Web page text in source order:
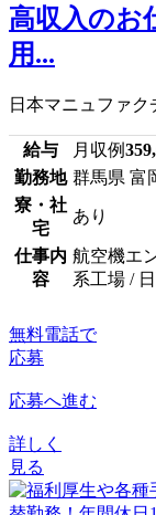
高収入のお
用...
日本マニュファ
給与 月収例
勤務地 群馬県 富
寮・社
宅
あり
仕事内
容
航空機エ
系工場 /
無料電話で
応募
応募へ進む
詳しく
見る